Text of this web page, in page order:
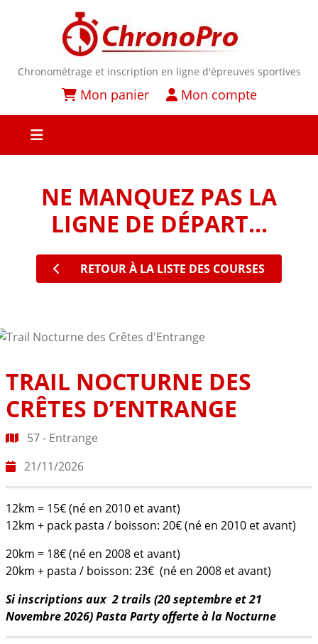
Chronométrage et inscription en ligne d'épreuves sportives
Mon panier Mon compte
NE MANQUEZ PAS LA
LIGNE DE DÉPART...
RETOUR À LA LISTE DES COURSES
TRAIL NOCTURNE DES
CRÊTES D’ENTRANGE
57 - Entrange
21/11/2026
12km = 15€ (né en 2010 et avant)
12km + pack pasta / boisson: 20€ (né en 2010 et avant)
20km = 18€ (né en 2008 et avant)
20km + pasta / boisson: 23€ (né en 2008 et avant)
Si inscriptions aux 2 trails (20 septembre et 21
Novembre 2026) Pasta Party offerte à la Nocturne